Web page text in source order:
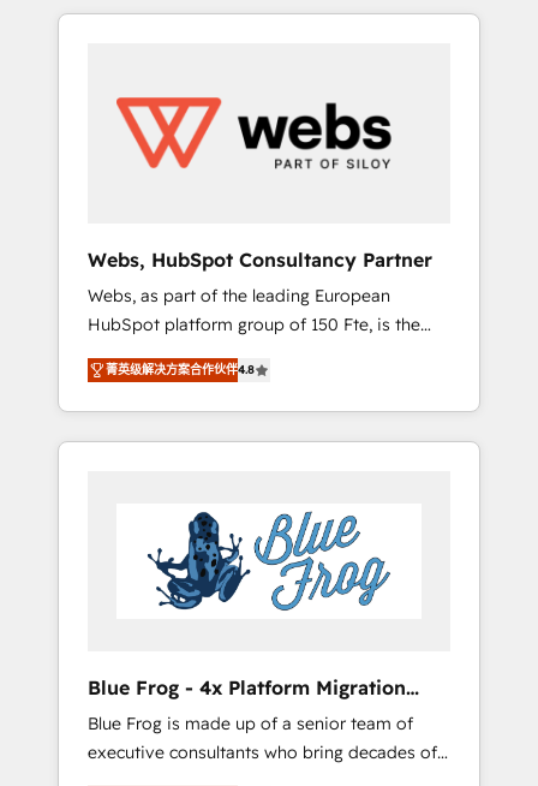
to global brands
HubSpot challenges and improve user
HubSpot for the first time 🔧 Designing and
optimising your HubSpot set-up for better
results 🌐 Website design and build using
using HubSpot Why us? - SIX HubSpot
Accreditations - awarded by HubSpot after a
rigorous process for CRM, Solutions
Architecture, Onboarding , Data Migration,
Custom Integration & Platform Enablement -
Onboarded over 500 businesses to HubSpot
-Top 1% of partners worldwide -In-house
HubSpot. www.bbdboom.com
Webs, HubSpot Consultancy Partner
Webs, as part of the leading European
HubSpot platform group of 150 Fte, is the
trusted Elite HubSpot CRM Partner offering
you a roadmap on maximizing EBITDA and
achieving Commercial Excellence. With our
targeted processes, we strengthen your
Implementation partner, we provide
expertise to drive your business forward.
Since 2015 we are fully dedicated to
HubSpot and with an experienced team
business services. We prepare a customized
business case that demonstrates the value
and impact of your digital transformation,
菁英级解决方案合作伙伴4.8
Blue Frog - 4x Platform Migration
Award Winner
Blue Frog is made up of a senior team of
executive consultants who bring decades of
relevant, real world experience to our client